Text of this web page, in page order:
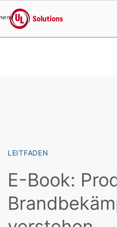
UL Solutions
LEITFADEN
E-Book: